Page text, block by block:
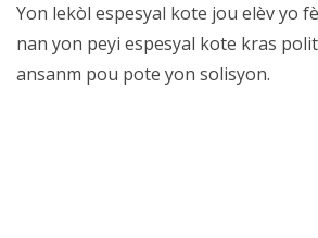
Yon lekòl espesyal kote jou elèv yo
nan yon peyi espesyal kote kras
ansanm pou pote yon solisyon.